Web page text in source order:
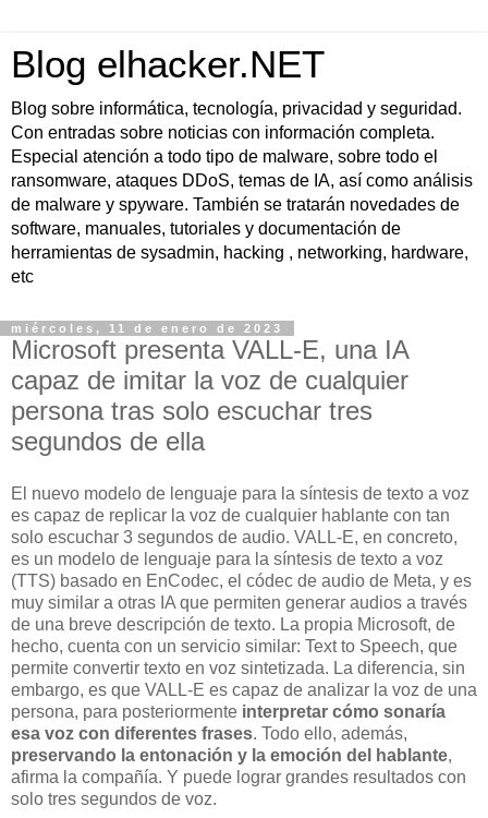
Blog elhacker.NET
Blog sobre informática, tecnología, privacidad y seguridad.
Con entradas sobre noticias con información completa.
Especial atención a todo tipo de malware, sobre todo el
ransomware, ataques DDoS, temas de IA, así como análisis
de malware y spyware. También se tratarán novedades de
software, manuales, tutoriales y documentación de
herramientas de sysadmin, hacking , networking, hardware,
etc
miércoles, 11 de enero de 2023
Microsoft presenta VALL-E, una IA
capaz de imitar la voz de cualquier
persona tras solo escuchar tres
segundos de ella
El nuevo modelo de lenguaje para la síntesis de texto a voz
es capaz de replicar la voz de cualquier hablante con tan
solo escuchar 3 segundos de audio. VALL-E, en concreto,
es un modelo de lenguaje para la síntesis de texto a voz
(TTS) basado en EnCodec, el códec de audio de Meta, y es
muy similar a otras IA que permiten generar audios a través
de una breve descripción de texto. La propia Microsoft, de
hecho, cuenta con un servicio similar: Text to Speech, que
permite convertir texto en voz sintetizada. La diferencia, sin
embargo, es que VALL-E es capaz de analizar la voz de una
persona, para posteriormente interpretar cómo sonaría
esa voz con diferentes frases. Todo ello, además,
preservando la entonación y la emoción del hablante,
afirma la compañía. Y puede lograr grandes resultados con
solo tres segundos de voz.